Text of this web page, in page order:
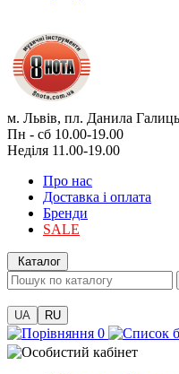
м. Львів, пл. Данила
Пн - сб 10.00-19.00
Неділя 11.00-19.00
Про нас
Доставка і оплата
Бренди
SALE
Каталог
UA RU
0